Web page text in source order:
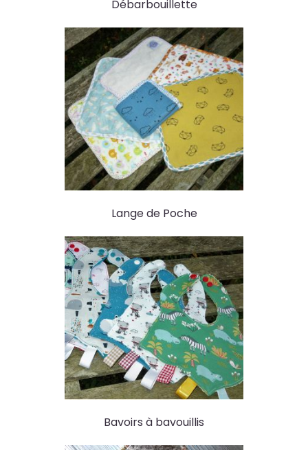
Débarbouillette
Lange de Poche
Bavoirs à bavouillis